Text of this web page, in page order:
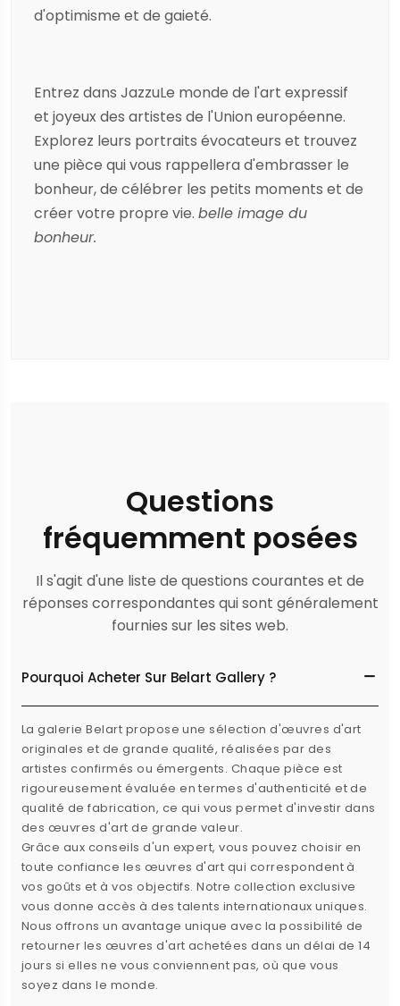
d'optimisme et de gaieté.
Entrez dans JazzuLe monde de l'art expressif
et joyeux des artistes de l'Union européenne.
Explorez leurs portraits évocateurs et trouvez
une pièce qui vous rappellera d'embrasser le
bonheur, de célébrer les petits moments et de
créer votre propre vie. belle image du
bonheur.
Questions
fréquemment posées
Il s'agit d'une liste de questions courantes et de
réponses correspondantes qui sont généralement
fournies sur les sites web.
Pourquoi Acheter Sur Belart Gallery ?
La galerie Belart propose une sélection d'œuvres d'art
originales et de grande qualité, réalisées par des
artistes confirmés ou émergents. Chaque pièce est
rigoureusement évaluée en termes d'authenticité et de
qualité de fabrication, ce qui vous permet d'investir dans
des œuvres d'art de grande valeur.
Grâce aux conseils d'un expert, vous pouvez choisir en
toute confiance les œuvres d'art qui correspondent à
vos goûts et à vos objectifs. Notre collection exclusive
vous donne accès à des talents internationaux uniques.
Nous offrons un avantage unique avec la possibilité de
retourner les œuvres d'art achetées dans un délai de 14
jours si elles ne vous conviennent pas, où que vous
soyez dans le monde.